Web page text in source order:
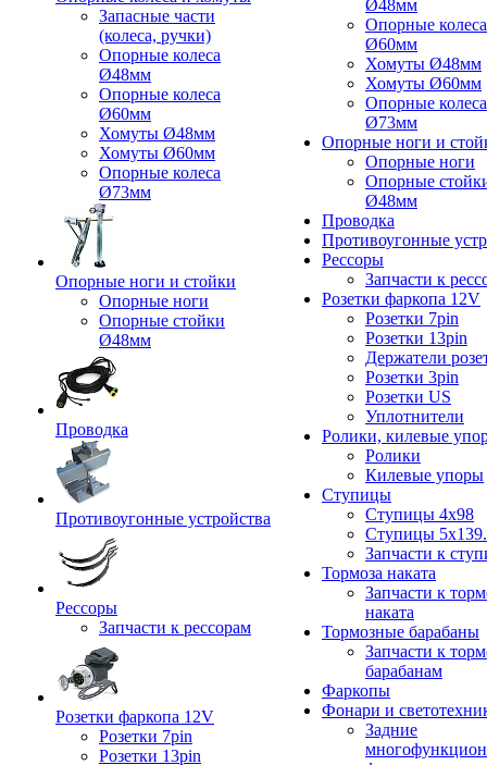
Запасные части
(колеса, ручки)
Опорные колеса
Ø48мм
Опорные колеса
Ø60мм
Хомуты Ø48мм
Хомуты Ø60мм
Опорные колеса
Ø73мм
Опорные ноги и стойки
Опорные ноги
Опорные стойки
Ø48мм
Проводка
Противоугонные устройства
Рессоры
Запчасти к рессорам
Розетки фаркопа 12V
Розетки 7pin
Розетки 13pin
Ø48мм
Опорные колеса
Ø60мм
Хомуты Ø48мм
Хомуты Ø60мм
Опорные колеса
Ø73мм
Опорные ноги и
Опорные ноги
Опорные
Ø48мм
Проводка
Противоугонные
Рессоры
Запчасти к
Розетки фаркопа 12V
Розетки 7pin
Розетки 13pin
Держатели
Розетки 3pin
Розетки US
Уплотнители
Ролики, килевые
Ролики
Килевые упоры
Ступицы
Ступицы 4x98
Ступицы
Запчасти к
Тормоза наката
Запчасти к
наката
Тормозные барабаны
Запчасти к
барабанам
Фаркопы
Фонари и
Задние